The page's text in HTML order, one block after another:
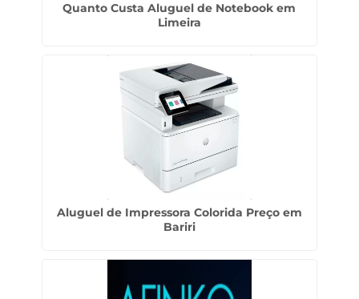
Quanto Custa Aluguel de Notebook em
Limeira
Aluguel de Impressora Colorida Preço em
Bariri